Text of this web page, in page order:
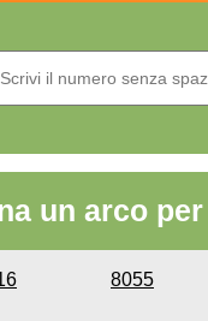
un arco
8055